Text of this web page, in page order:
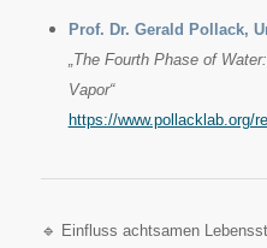
Prof. Dr. Gerald Pollack,
„The Fourth Phase of
Vapor“
https://www.pollacklab.org/
🔹 Einfluss achtsamen